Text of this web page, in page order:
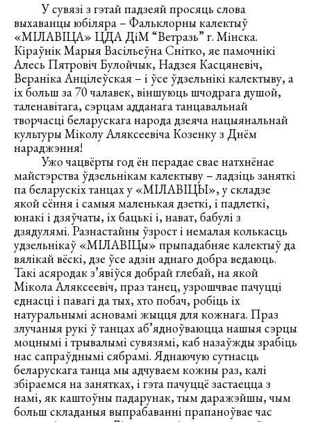
У сувязі з гэтай падзеяй просяць слова
выхаванцы юбіляра – Фальклорны калектыў
«МІЛАВІЦА» ЦДА ДіМ “Ветразь” г. Мінска.
Кіраўнік Марыя Васільеўна Снітко, яе памочнікі
Алесь Пятровіч Булойчык, Надзея Касцяневіч,
Вераніка Анцілеўская – і ўсе ўдзельнікі калектыву, а
іх больш за 70 чалавек, віншуюць шчодрага душой,
таленавітага, сэрцам адданага танцавальнай
творчасці беларускага народа дзеяча нацыянальнай
культуры Міколу Аляксеевіча Козенку з Днём
нараджэння!
Ужо чацвёрты год ён перадае свае натхнёнае
майстэрства ўдзельнікам калектыву – ладзіць заняткі
па беларускіх танцах у «МІЛАВІЦЫ», у складзе
якой сёння і самыя маленькая дзеткі, і падлеткі,
юнакі і дзяўчаты, іх бацькі і, нават, бабулі з
дзядулямі. Разнастайны ўзрост і немалая колькасць
удзельнікаў «МІЛАВІЦы» прыпадабняе калектыў да
вялікай вёскі, дзе ўсе адзін аднаго добра ведаюць.
Такі асяродак з’явіўся добрай глебай, на якой
Мікола Аляксеевіч, праз танец, узрошчвае пачуцці
еднасці і павагі да тых, хто побач, робіць іх
натуральнымі асновамі жыцця для кожнага. Праз
злучаныя рукі ў танцах аб’ядноўваюцца нашыя сэрцы
моцнымі і трывалымі сувязямі, каб назаўжды зрабіць
нас сапраўднымі сябрамі. Яднаючую сутнасць
беларускага танца мы адчуваем кожны раз, калі
збіраемся на занятках, і гэта пачуццё застаецца з
намі, як каштоўны падарунак, тым даражэйшы, чым
больш складаныя выпрабаванні прапаноўвае час